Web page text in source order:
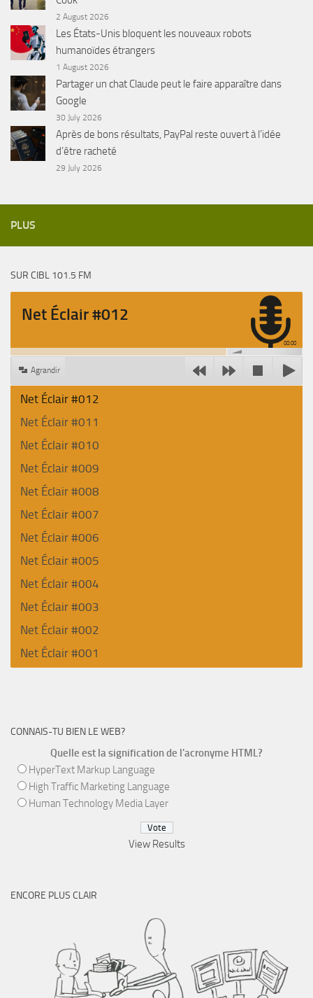
2 August 2026
Les États-Unis bloquent les nouveaux robots
humanoïdes étrangers
1 August 2026
Partager un chat Claude peut le faire apparaître dans
Google
30 July 2026
Après de bons résultats, PayPal reste ouvert à l’idée
d’être racheté
29 July 2026
PLUS
SUR CIBL 101.5 FM
Net Éclair #012
00:00
Agrandir
Net Éclair #012
Net Éclair #011
Net Éclair #010
Net Éclair #009
Net Éclair #008
Net Éclair #007
Net Éclair #006
Net Éclair #005
Net Éclair #004
Net Éclair #003
Net Éclair #002
Net Éclair #001
CONNAIS-TU BIEN LE WEB?
Quelle est la signification de l'acronyme HTML?
HyperText Markup Language
High Traffic Marketing Language
Human Technology Media Layer
View Results
ENCORE PLUS CLAIR